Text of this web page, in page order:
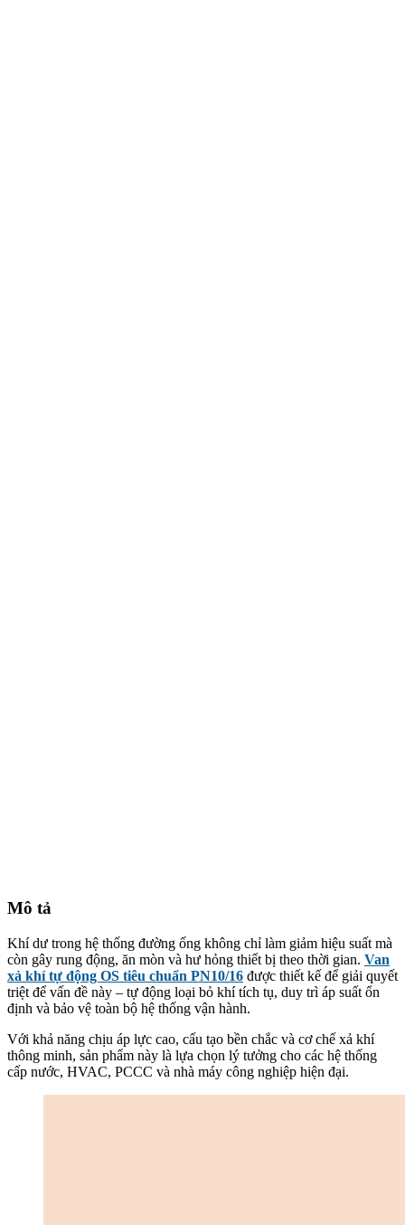
Mô tả
Khí dư trong hệ thống đường ống không chỉ làm giảm hiệu suất mà
còn gây rung động, ăn mòn và hư hỏng thiết bị theo thời gian. Van
xả khí tự động OS tiêu chuẩn PN10/16 được thiết kế để giải quyết
triệt để vấn đề này – tự động loại bỏ khí tích tụ, duy trì áp suất ổn
định và bảo vệ toàn bộ hệ thống vận hành.
Với khả năng chịu áp lực cao, cấu tạo bền chắc và cơ chế xả khí
thông minh, sản phẩm này là lựa chọn lý tưởng cho các hệ thống
cấp nước, HVAC, PCCC và nhà máy công nghiệp hiện đại.